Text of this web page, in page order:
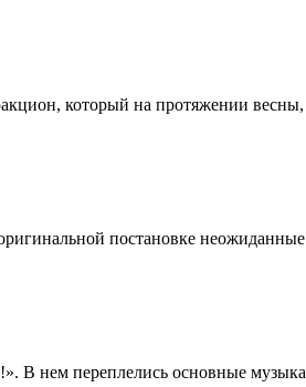
который на протяжении весны,
постановке
В нем переплелись основные